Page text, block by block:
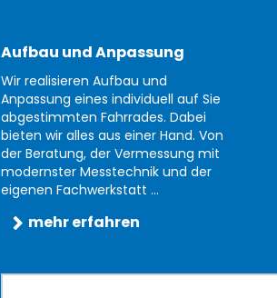
Aufbau und Anpassung
Wir realisieren Aufbau und
Anpassung eines individuell auf Sie
abgestimmten Fahrrades. Dabei
bieten wir alles aus einer Hand. Von
der Beratung, der Vermessung mit
modernster Messtechnik und der
eigenen Fachwerkstatt ...
mehr erfahren